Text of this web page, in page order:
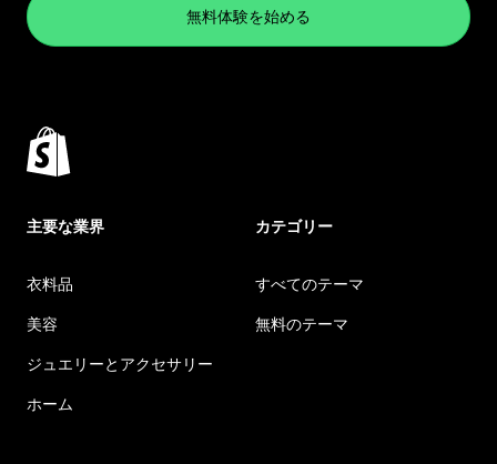
無料体験を始める
主要な業界
衣料品
美容
ジュエリーとアクセサリー
ホーム
カテゴリー
すべてのテーマ
無料のテーマ